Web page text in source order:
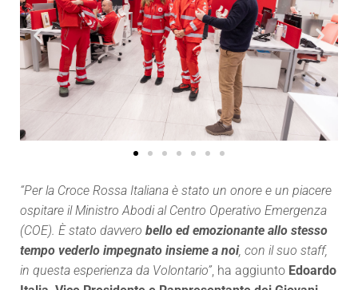
“Per la Croce Rossa Italiana è stato un onore e un piacere
ospitare il Ministro Abodi al Centro Operativo Emergenza
(COE). È stato davvero bello ed emozionante allo stesso
tempo vederlo impegnato insieme a noi, con il suo staff,
in questa esperienza da Volontario”, ha aggiunto Edoardo